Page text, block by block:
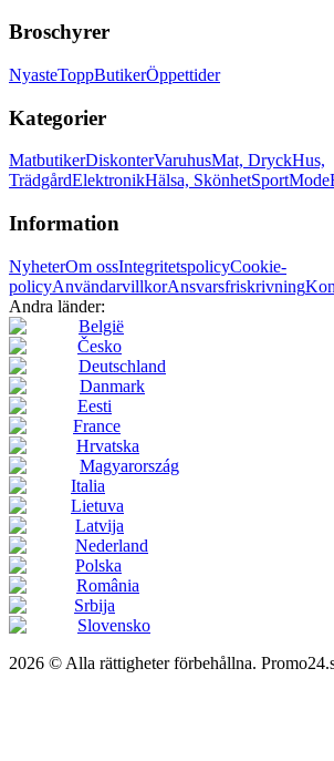
Broschyrer
NyasteToppButikerÖppettider
Kategorier
MatbutikerDiskonterVaruhusMat, DryckHus,
TrädgårdElektronikHälsa, SkönhetSportMode
Information
NyheterOm ossIntegritetspolicyCookie-
policyAnvändarvillkorAnsvarsfriskrivning
Andra länder:
België
Česko
Deutschland
Danmark
Eesti
France
Hrvatska
Magyarország
Italia
Lietuva
Latvija
Nederland
Polska
România
Srbija
Slovensko
2026 © Alla rättigheter förbehållna.